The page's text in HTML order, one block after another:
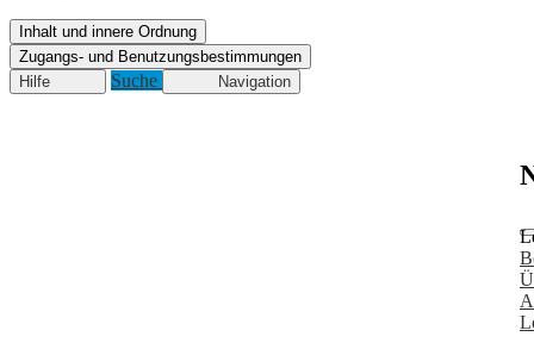
Inhalt und innere Ordnung
Zugangs- und Benutzungsbestimmungen
Hilfe
Suche Navigation